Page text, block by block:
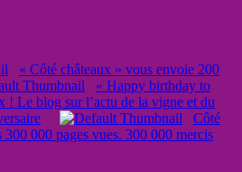
« Côté châteaux » vous envoie 200
« Happy birthday to
! Le blog sur l’actu de la vigne et du
Côté
300 000 pages vues. 300 000 mercis